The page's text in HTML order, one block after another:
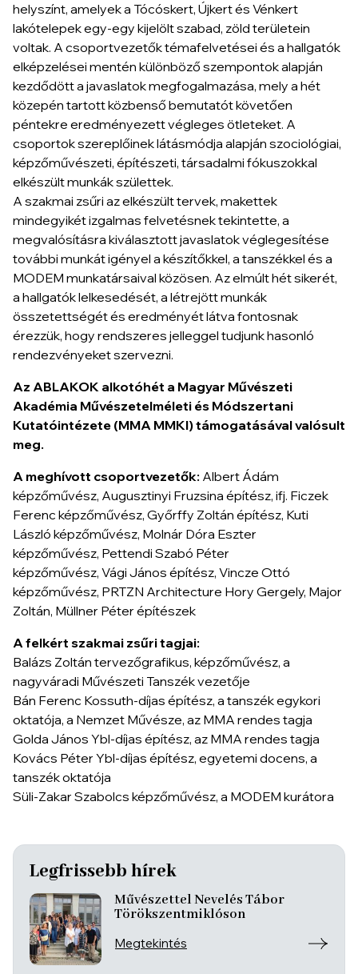
helyszínt, amelyek a Tócóskert, Újkert és Vénkert
lakótelepek egy-egy kijelölt szabad, zöld területein
voltak. A csoportvezetők témafelvetései és a hallgatók
elképzelései mentén különböző szempontok alapján
kezdődött a javaslatok megfogalmazása, mely a hét
közepén tartott közbenső bemutatót követően
péntekre eredményezett végleges ötleteket. A
csoportok szereplőinek látásmódja alapján szociológiai,
képzőművészeti, építészeti, társadalmi fókuszokkal
elkészült munkák születtek.
A szakmai zsűri az elkészült tervek, makettek
mindegyikét izgalmas felvetésnek tekintette, a
megvalósításra kiválasztott javaslatok véglegesítése
további munkát igényel a készítőkkel, a tanszékkel és a
MODEM munkatársaival közösen. Az elmúlt hét sikerét,
a hallgatók lelkesedését, a létrejött munkák
összetettségét és eredményét látva fontosnak
érezzük, hogy rendszeres jelleggel tudjunk hasonló
rendezvényeket szervezni.
Az ABLAKOK alkotóhét a Magyar Művészeti
Akadémia Művészetelméleti és Módszertani
Kutatóintézete (MMA MMKI) támogatásával valósult
meg.
A meghívott csoportvezetők: Albert Ádám
képzőművész, Augusztinyi Fruzsina építész, ifj. Ficzek
Ferenc képzőművész, Győrffy Zoltán építész, Kuti
László képzőművész, Molnár Dóra Eszter
képzőművész, Pettendi Szabó Péter
képzőművész, Vági János építész, Vincze Ottó
képzőművész, PRTZN Architecture Hory Gergely, Major
Zoltán, Müllner Péter építészek
A felkért szakmai zsűri tagjai:
Balázs Zoltán tervezőgrafikus, képzőművész, a
nagyváradi Művészeti Tanszék vezetője
Bán Ferenc Kossuth-díjas építész, a tanszék egykori
oktatója, a Nemzet Művésze, az MMA rendes tagja
Golda János Ybl-díjas építész, az MMA rendes tagja
Kovács Péter Ybl-díjas építész, egyetemi docens, a
tanszék oktatója
Süli-Zakar Szabolcs képzőművész, a MODEM kurátora
Legfrissebb hírek
Művészettel Nevelés Tábor
Törökszentmiklóson
Megtekintés